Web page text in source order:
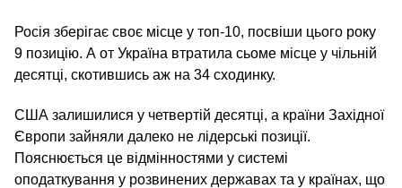
Росія зберігає своє місце у топ-10, посвіши цього року
9 позицію. А от Україна втратила сьоме місце у чільній
десятці, скотившись аж на 34 сходинку.
США залишилися у четвертій десятці, а країни Західної
Європи зайняли далеко не лідерські позиції.
Пояснюється це відмінностями у системі
оподаткування у розвинених державах та у країнах, що